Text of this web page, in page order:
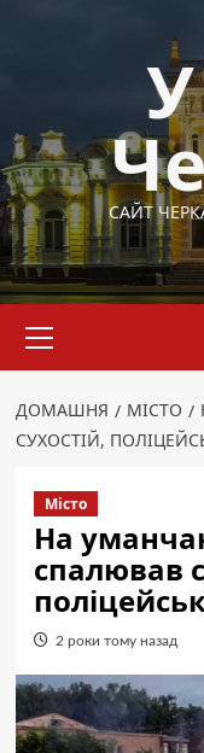
У
САЙТ
меню
ДОМАШНЯ МІСТО
СУХОСТІЙ,
Місто
На
спалював
2 роки тому назад